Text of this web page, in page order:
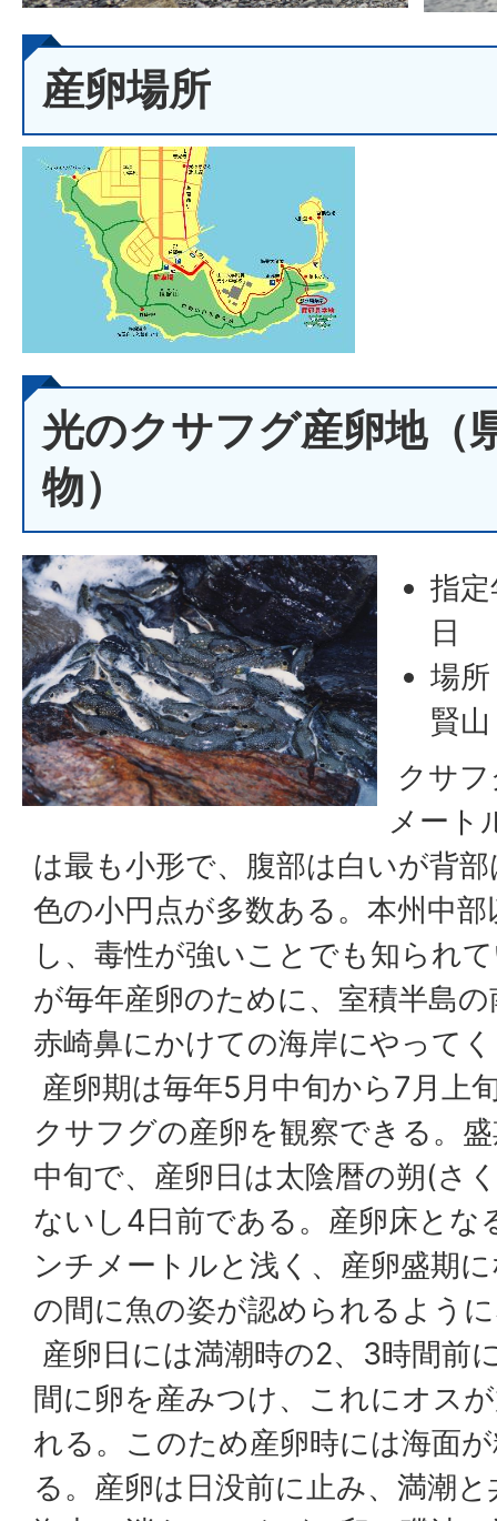
産卵場所
光のクサフグ産卵地（
物）
指
日
場
賢山
クサ
メート
は最も小形で、腹部は白いが背
色の小円点が多数ある。本州中
し、毒性が強いことでも知られ
が毎年産卵のために、室積半島
赤崎鼻にかけての海岸にやって
産卵期は毎年5月中旬から7月上
クサフグの産卵を観察できる。
中旬で、産卵日は太陰暦の朔(さ
ないし4日前である。産卵床とな
ンチメートルと浅く、産卵盛期
の間に魚の姿が認められるよう
産卵日には満潮時の2、3時間前
間に卵を産みつけ、これにオス
れる。このため産卵時には海面
る。産卵は日没前に止み、満潮